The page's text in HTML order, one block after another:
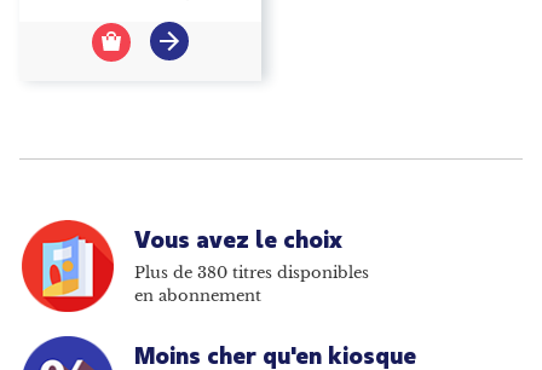
Vous avez le choix
Plus de 380 titres disponibles
en abonnement
Moins cher qu'en kiosque